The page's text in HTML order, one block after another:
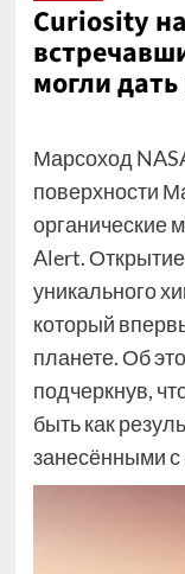
Curiosity
могли
Марсоход
поверхности
органические
Alert.
уникального
который
планете. Об
подчеркнув,
быть как
занесёнными